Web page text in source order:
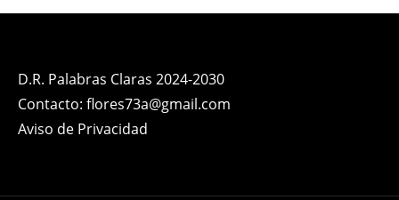
D.R. Palabras Claras 2024-2030
Contacto: flores73a@gmail.com
Aviso de Privacidad